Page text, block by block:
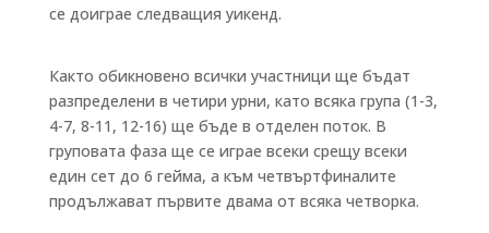
се доиграе следващия уикенд.
Както обикновено всички участници ще бъдат
разпределени в четири урни, като всяка група (1-3,
4-7, 8-11, 12-16) ще бъде в отделен поток. В
груповата фаза ще се играе всеки срещу всеки
един сет до 6 гейма, а към четвъртфиналите
продължават първите двама от всяка четворка.